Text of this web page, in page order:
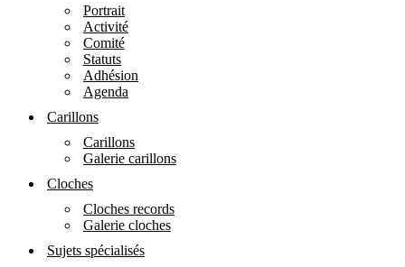
Portrait
Activité
Comité
Statuts
Adhésion
Agenda
Carillons
Carillons
Galerie carillons
Cloches
Cloches records
Galerie cloches
Sujets spécialisés